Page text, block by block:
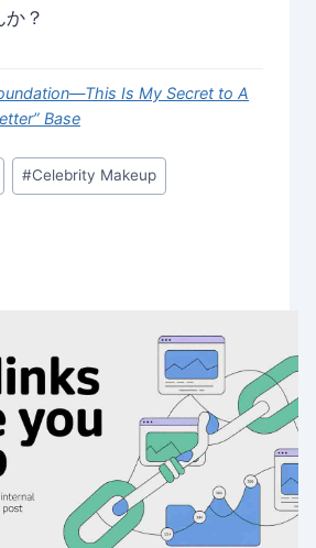
か？
Is My Secret to A
Base
#Celebrity Makeup